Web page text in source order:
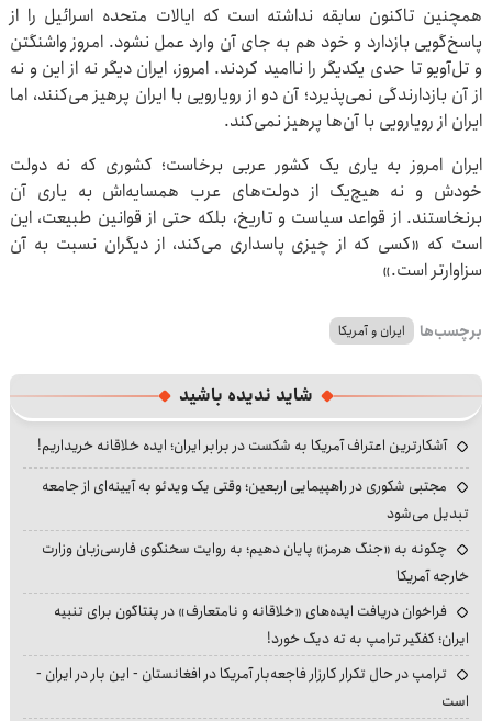
همچنین تاکنون سابقه نداشته است که ایالات متحده اسرائیل را از
پاسخ‌گویی بازدارد و خود هم به جای آن وارد عمل نشود. امروز واشنگتن
و تل‌آویو تا حدی یکدیگر را ناامید کردند. امروز، ایران دیگر نه از این و نه
از آن بازدارندگی نمی‌پذیرد؛ آن دو از رویارویی با ایران پرهیز می‌کنند، اما
ایران از رویارویی با آن‌ها پرهیز نمی‌کند.
ایران امروز به یاری یک کشور عربی برخاست؛ کشوری که نه دولت
خودش و نه هیچ‌یک از دولت‌های عرب همسایه‌اش به یاری آن
برنخاستند. از قواعد سیاست و تاریخ، بلکه حتی از قوانین طبیعت، این
است که «کسی که از چیزی پاسداری می‌کند، از دیگران نسبت به آن
سزاوارتر است.»
برچسب‌ها ایران و آمریکا
شاید ندیده باشید
آشکارترین اعتراف آمریکا به شکست در برابر ایران؛ ایده خلاقانه خریداریم!
مجتبی شکوری در راهپیمایی اربعین؛ وقتی یک ویدئو به آیینه‌ای از جامعه
تبدیل می‌شود
چگونه به «جنگ هرمز» پایان دهیم؛ به روایت سخنگوی فارسی‌زبان وزارت
خارجه آمریکا
فراخوان دریافت ایده‌های «خلاقانه و نامتعارف» در پنتاگون برای تنبیه
ایران؛ کفگیر ترامپ به ته دیگ خورد!
ترامپ در حال تکرار کارزار فاجعه‌بار آمریکا در افغانستان - این بار در ایران -
است